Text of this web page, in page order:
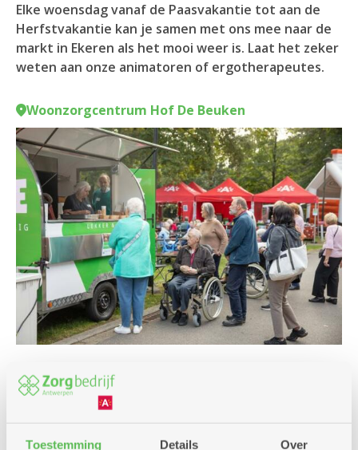
Toestemming Details Over
Elke woensdag vanaf de Paasvakantie tot aan de
Herfstvakantie kan je samen met ons mee naar de
markt in Ekeren als het mooi weer is. Laat het zeker
weten aan onze animatoren of ergotherapeutes.
Woonzorgcentrum Hof De Beuken
Eropuit